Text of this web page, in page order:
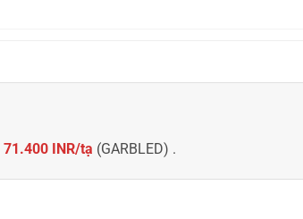
71.400 INR/tạ (GARBLED) .